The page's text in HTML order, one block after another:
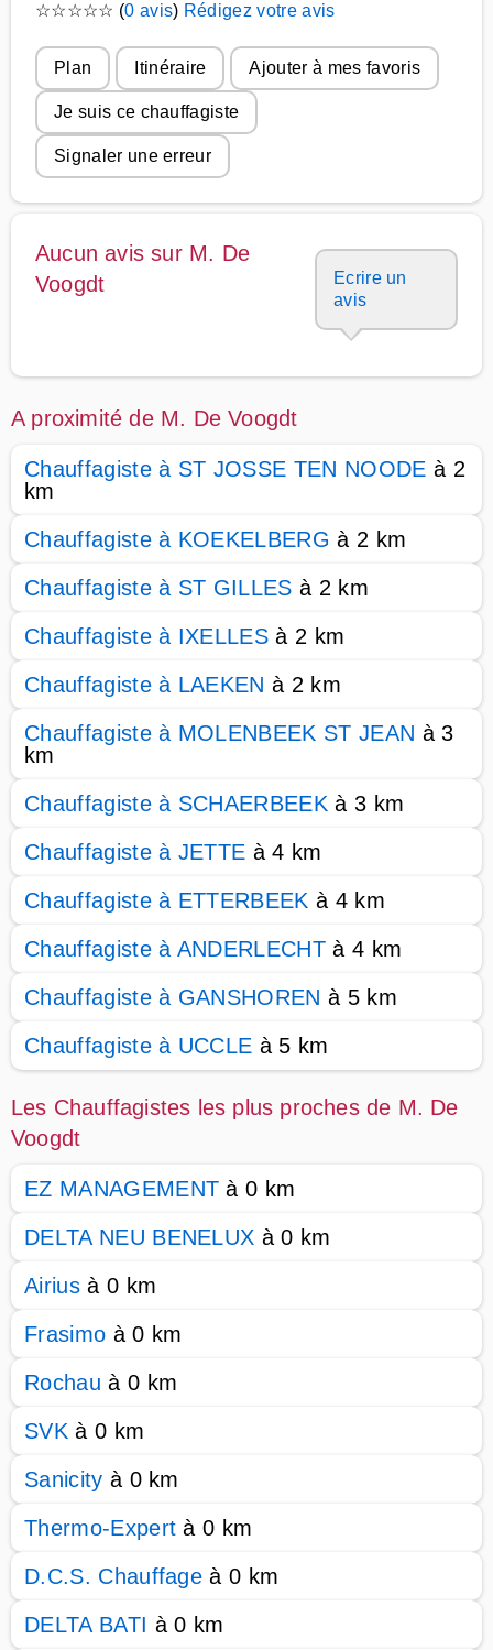
☆☆☆☆☆ (0 avis) Rédigez votre avis
Plan Itinéraire Ajouter à mes favoris
Je suis ce chauffagiste
Signaler une erreur
Aucun avis sur M. De
Voogdt
Ecrire un
avis
A proximité de M. De Voogdt
Chauffagiste à ST JOSSE TEN NOODE à 2
km
Chauffagiste à KOEKELBERG à 2 km
Chauffagiste à ST GILLES à 2 km
Chauffagiste à IXELLES à 2 km
Chauffagiste à LAEKEN à 2 km
Chauffagiste à MOLENBEEK ST JEAN à 3
km
Chauffagiste à SCHAERBEEK à 3 km
Chauffagiste à JETTE à 4 km
Chauffagiste à ETTERBEEK à 4 km
Chauffagiste à ANDERLECHT à 4 km
Chauffagiste à GANSHOREN à 5 km
Chauffagiste à UCCLE à 5 km
Les Chauffagistes les plus proches de M. De
Voogdt
EZ MANAGEMENT à 0 km
DELTA NEU BENELUX à 0 km
Airiusà 0 km
Frasimo à 0 km
Rochau à 0 km
SVK à 0 km
Sanicity à 0 km
Thermo-Expert à 0 km
D.C.S. Chauffage à 0 km
DELTA BATI à 0 km